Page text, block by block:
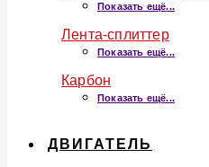
Показать ещё...
Лента-сплиттер
Показать ещё...
Карбон
Показать ещё...
ДВИГАТЕЛЬ